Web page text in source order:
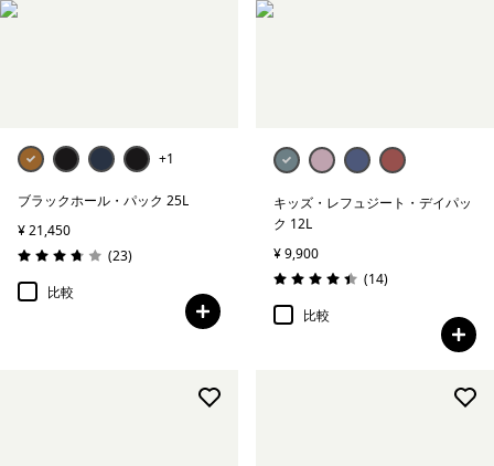
+1
ブラックホール・パック 25L
¥ 21,450
評価: 3.8 / 5
(23レビュー
)
比較
キッズ・レフュジート・デイパッ
ク 12L
¥ 9,900
評価: 4.4 / 5
(14レビュー
)
比較